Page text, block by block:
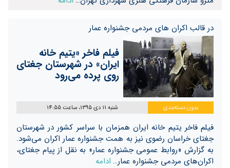
در قالب اکران های مردمی جشنواره عمار
فیلم فاخر «یتیم خانه
ایران» در شهرستان جغتای
روی پرده می‌رود
بدون دسته‌بندی شنبه 11 دی 1395، ساعت 14:55
فیلم فاخر یتیم خانه ایران همزمان با سراسر کشور در شهرستان
جغتای خراسان رضوی نیز به همت جشنواره عمار اکران می‌شود.
به گزارش «روابط عمومی جشنواره عمار» به نقل از پیام جغتای،
اکران‌های مردمی جشنواره عمار… ادامه